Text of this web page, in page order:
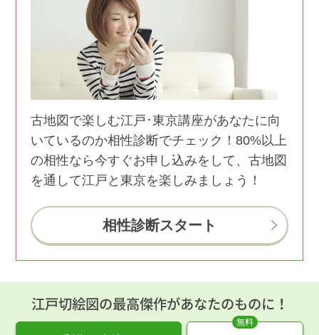
古地図で楽しむ江戸･東京講座があなたに向
いているのか相性診断でチェック！80%以上
の相性なら今すぐお申し込みをして、古地図
を通して江戸と東京を楽しみましょう！
相性診断スタート
江戸切絵図の最高傑作があなたのものに！